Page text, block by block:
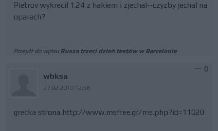
Pietrov wykrecil 1.24 z hakiem i zjechal--czyzby jechal na
oparach?
Przejdź do wpisu Rusza trzeci dzień testów w Barcelonie
wbksa
27.02.2010 12:58
0
grecka strona http://www.msfree.gr/ms.php?id=11020